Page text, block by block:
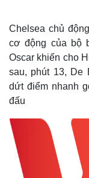
Chelsea chủ
cơ động của bộ
Oscar khiến cho
sau, phút 13, De
dứt điểm nhanh
đấu